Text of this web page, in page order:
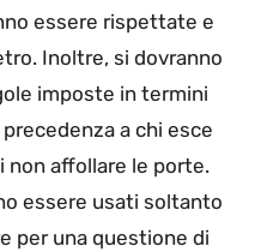
essere rispettate e
Inoltre, si dovranno
imposte in termini
a chi esce
non affollare le porte.
essere usati soltanto
per una questione di